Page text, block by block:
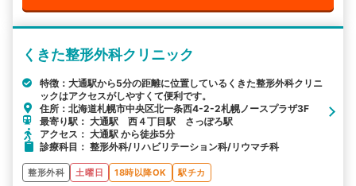
くきた整形外科クリニック
特徴：大通駅から5分の距離に位置しているくきた整形外科クリニ
ックはアクセスがしやすくて便利です。
住所：北海道札幌市中央区北一条西4-2-2札幌ノースプラザ3F
最寄り駅： 大通駅 西４丁目駅 さっぽろ駅
アクセス： 大通駅 から徒歩5分
診療科目： 整形外科/リハビリテーション科/リウマチ科
整形外科 土曜日 18時以降OK 駅チカ